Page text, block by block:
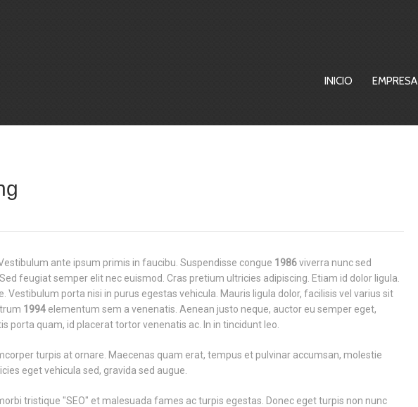
INICIO EMPRESA
ante ipsum primis in faucibu. Suspendisse congue 1986viverra nunc sed
feugiat semper elit nec euismod. Cras pretium ultricies adipiscing. Etiam id dolor ligula.
Vestibulum porta nisi in purus egestas vehicula. Mauris ligula dolor, facilisis vel varius sit
1994 elementum sem a venenatis. Aenean justo neque, auctor eu semper eget,
porta quam, id placerat tortor venenatis ac. In in tincidunt leo.
turpis at ornare. Maecenas quam erat, tempus et pulvinar accumsan, molestie
eget vehicula sed, gravida sed augue.
tristique "SEO" et malesuada fames ac turpis egestas. Donec eget turpis non nunc